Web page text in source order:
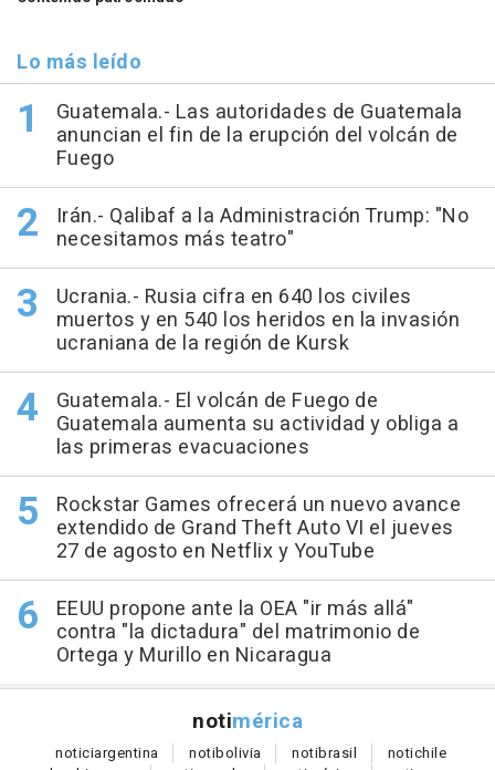
Lo más leído
Guatemala.- Las autoridades de Guatemala
anuncian el fin de la erupción del volcán de
Fuego
Irán.- Qalibaf a la Administración Trump: "No
necesitamos más teatro"
Ucrania.- Rusia cifra en 640 los civiles
muertos y en 540 los heridos en la invasión
ucraniana de la región de Kursk
Guatemala.- El volcán de Fuego de
Guatemala aumenta su actividad y obliga a
las primeras evacuaciones
Rockstar Games ofrecerá un nuevo avance
extendido de Grand Theft Auto VI el jueves
27 de agosto en Netflix y YouTube
EEUU propone ante la OEA "ir más allá"
contra "la dictadura" del matrimonio de
Ortega y Murillo en Nicaragua
notimérica
noticiargentina notibolivia notibrasil notichile